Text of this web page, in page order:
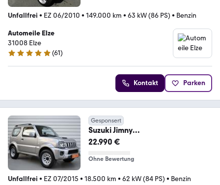
Unfallfrei • EZ 06/2010 • 149.000 km • 63 kW (86 PS) • Benzin
Automeile Elze
31008 Elze
5 Sterne
(61)
Kontakt Parken
Gesponsert
Suzuki Jimny
Club+SHZ+Automatik+1.Hand+Nu
22.990 €
Ohne Bewertung
Unfallfrei • EZ 07/2015 • 18.500 km • 62 kW (84 PS) • Benzin